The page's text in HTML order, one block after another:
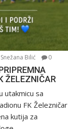
Snežana Bilić 0
ŽELEZNIČAR
utakmicu sa
FK Železničar
kutija za